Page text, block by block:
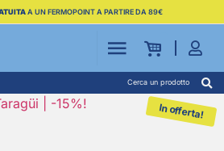
A UN FERMOPOINT A PARTIRE DA 89€
Cerca un prodotto
In offerta!